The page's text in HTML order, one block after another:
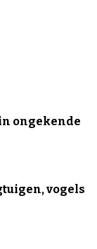
ongekende
vogels